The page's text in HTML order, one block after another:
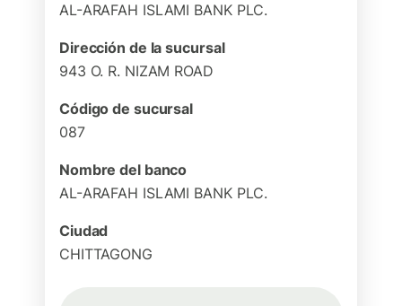
AL-ARAFAH ISLAMI BANK PLC.
Dirección de la sucursal
943 O. R. NIZAM ROAD
Código de sucursal
087
Nombre del banco
AL-ARAFAH ISLAMI BANK PLC.
Ciudad
CHITTAGONG